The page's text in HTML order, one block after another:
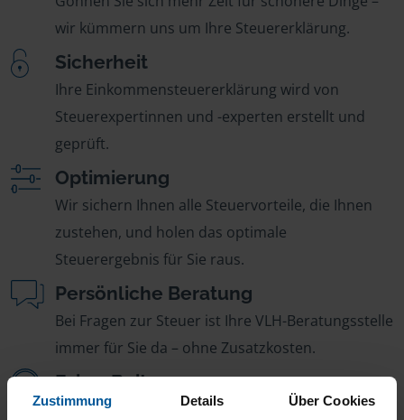
Zustimmung Details Über Cookies
wir kümmern uns um Ihre Steuererklärung.
Sicherheit
Ihre Einkommensteuererklärung wird von
Steuerexpertinnen und -experten erstellt und
geprüft.
Optimierung
Wir sichern Ihnen alle Steuervorteile, die Ihnen
zustehen, und holen das optimale
Steuerergebnis für Sie raus.
Persönliche Beratung
Bei Fragen zur Steuer ist Ihre VLH-Beratungsstelle
immer für Sie da – ohne Zusatzkosten.
Fairer Beitrag
Sie zahlen für alle unsere Leistungen nur einen